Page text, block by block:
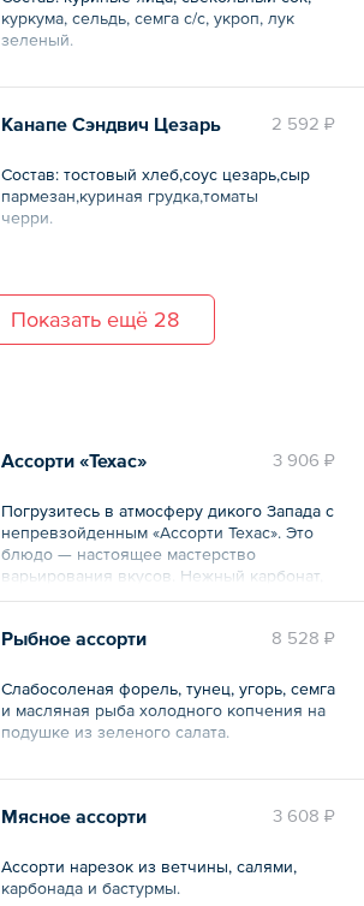
куркума, сельдь, семга с/с, укроп, лук
зеленый.
28 шт.
2 592 ₽
Канапе Сэндвич Цезарь
Состав: тостовый хлеб,соус цезарь,сыр
пармезан,куриная грудка,томаты
черри.
Показать ещё 28
3 906 ₽
Ассорти «Техас»
Погрузитесь в атмосферу дикого Запада с
непревзойденным «Ассорти Техас». Это
блюдо — настоящее мастерство
варьирования вкусов. Нежный карбонат,
аппетитная салями, сочная куриная грудка
классический салат картофельный, каждый
салата, создавая идеальное сочетание.
Картофельный салат в центре блюда
придает завершающий штрих этой
грудка,сыр чеддер, салат картофельный.
8 528 ₽
Рыбное ассорти
Слабосоленая форель, тунец, угорь, семга
и масляная рыба холодного копчения на
подушке из зеленого салата.
3 608 ₽
Мясное ассорти
Ассорти нарезок из ветчины, салями,
карбонада и бастурмы.